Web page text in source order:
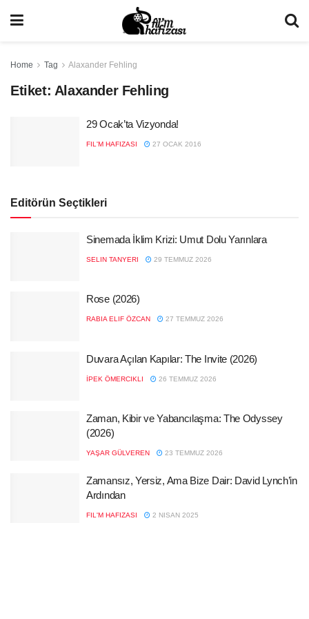
Home Tag Alaxander Fehling
Etiket: Alaxander Fehling
29 Ocak’ta Vizyonda!
FIL'M HAFIZASI 27 OCAK 2016
Editörün Seçtikleri
Sinemada İklim Krizi: Umut Dolu Yarınlara
SELIN TANYERI 29 TEMMUZ 2026
Rose (2026)
RABIA ELIF ÖZCAN 27 TEMMUZ 2026
Duvara Açılan Kapılar: The Invite (2026)
İPEK ÖMERCIKLI 26 TEMMUZ 2026
Zaman, Kibir ve Yabancılaşma: The Odyssey
(2026)
YAŞAR GÜLVEREN 23 TEMMUZ 2026
Zamansız, Yersiz, Ama Bize Dair: David Lynch’in
Ardından
FIL'M HAFIZASI 2 NISAN 2025